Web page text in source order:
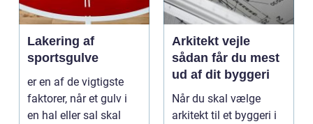
Lakering af
sportsgulve
er en af de vigtigste
faktorer, når et gulv i
en hal eller sal skal
Arkitekt vejle
sådan får du mest
ud af dit byggeri
Når du skal vælge
arkitekt til et byggeri i